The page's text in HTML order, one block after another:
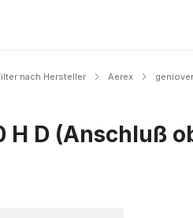
nach Hersteller Aerex
H D (Anschluß